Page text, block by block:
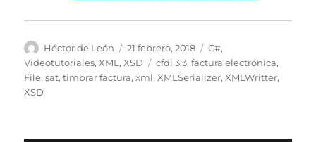
Autor
Héctor de León
Publicado
el
21 febrero, 2018 Categorías
C#,
Videotutoriales,XML ,XSD Etiquetas
cfdi 3.3,factura electrónica,
File,sat,timbrar factura,xml,XMLSerializer,XMLWritter,
XSD